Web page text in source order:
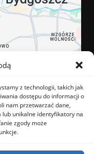
z technologii, takich jak
dostępu do informacji o
nam przetwarzać dane,
unikalne identyfikatory na
zgody może